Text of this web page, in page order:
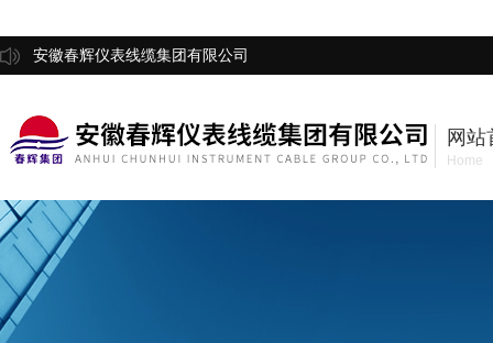
安徽春辉仪表线缆集团有限公司
网站
Home